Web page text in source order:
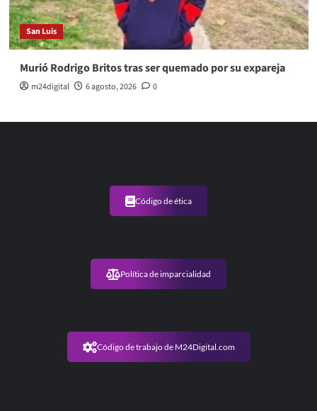
San Luis
Murió Rodrigo Britos tras ser quemado por su expareja
m24digital 6 agosto, 2026 0
Código de ética
Política de imparcialidad
Código de trabajo de M24Digital.com